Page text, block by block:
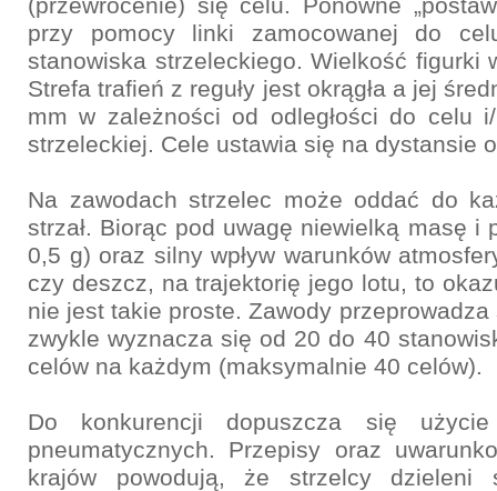
przy pomocy linki zamocowanej do
stanowiska strzeleckiego. Wielkość figurki
Strefa trafień z reguły jest okrągła a jej
mm w zależności od odległości do celu
strzeleckiej. Cele ustawia się na dystansie
Na zawodach strzelec może oddać do
strzał. Biorąc pod uwagę niewielką masę i
0,5 g) oraz silny wpływ warunków
czy deszcz, na trajektorię jego lotu, to
nie jest takie proste. Zawody
zwykle wyznacza się od 20 do 40
celów na każdym (maksymalnie 40 celów).
Do konkurencji dopuszcza się użycie
pneumatycznych. Przepisy oraz
krajów powodują, że strzelcy